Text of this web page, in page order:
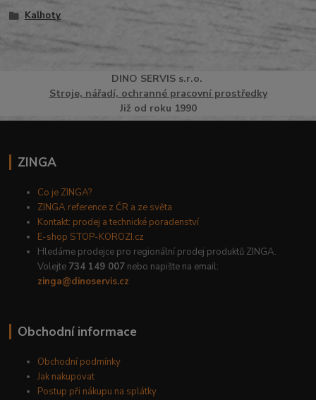
Kalhoty
DINO SERVISs.r.o.
Stroje, nářadí, ochranné pracovní prostředky
Již od roku 1990
ZINGA
Co je ZINGA?
ZINGA reference z ČR a ze světa
Kontakt: prodej a technické poradenství
E-shop STOP-KOROZI.cz
Hledáme prodejce pro regionální prodej produktů ZINGA.
Volejte 734 149 007 nebo napište na email:
zinga@dinoservis.cz
Obchodní informace
Obchodní podmínky
Jak nakupovat
Postup při nákupu na splátky